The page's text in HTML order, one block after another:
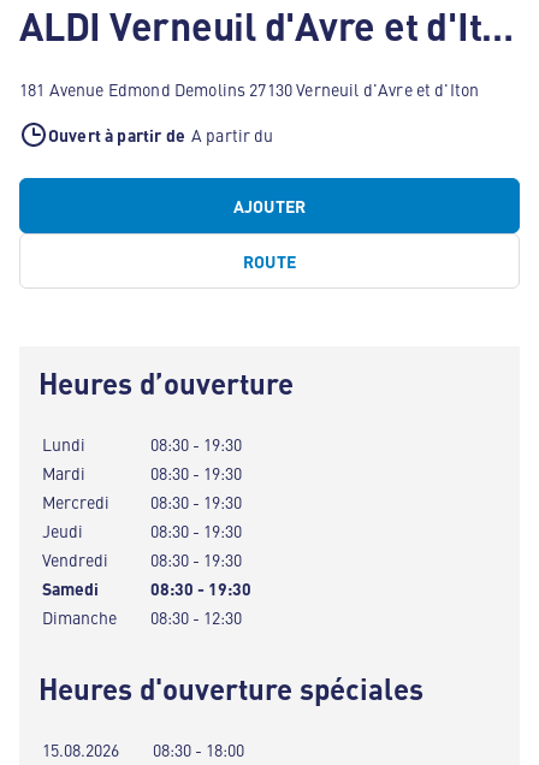
ALDI Verneuil d'Avre et d'Iton
181 Avenue Edmond Demolins 27130 Verneuil d'Avre et d'Iton
Ouvert à partir de A partir du
AJOUTER
ROUTE
Heures d’ouverture
Lundi
08:30 - 19:30
Mardi
08:30 - 19:30
Mercredi
08:30 - 19:30
Jeudi
08:30 - 19:30
Vendredi
08:30 - 19:30
Samedi
08:30 - 19:30
Dimanche
08:30 - 12:30
Heures d'ouverture spéciales
15.08.2026
08:30 - 18:00